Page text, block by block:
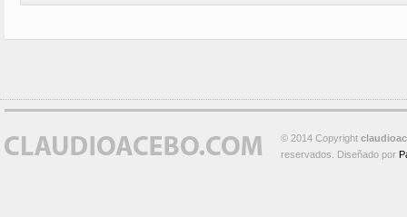
© 2014 Copyright
reservados. Diseñado por